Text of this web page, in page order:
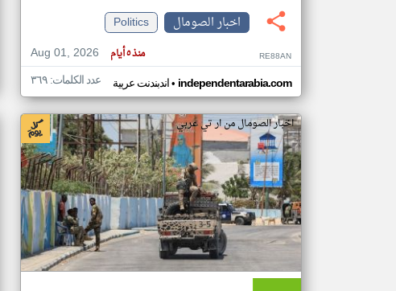
اخبار الصومال
Politics
Aug 01, 2026
منذ ٥ أيام RE88AN
اندبندنت عربية• independentarabia.com عدد الكلمات: ٣٦٩
اخبار الصومال من ار تي عربي